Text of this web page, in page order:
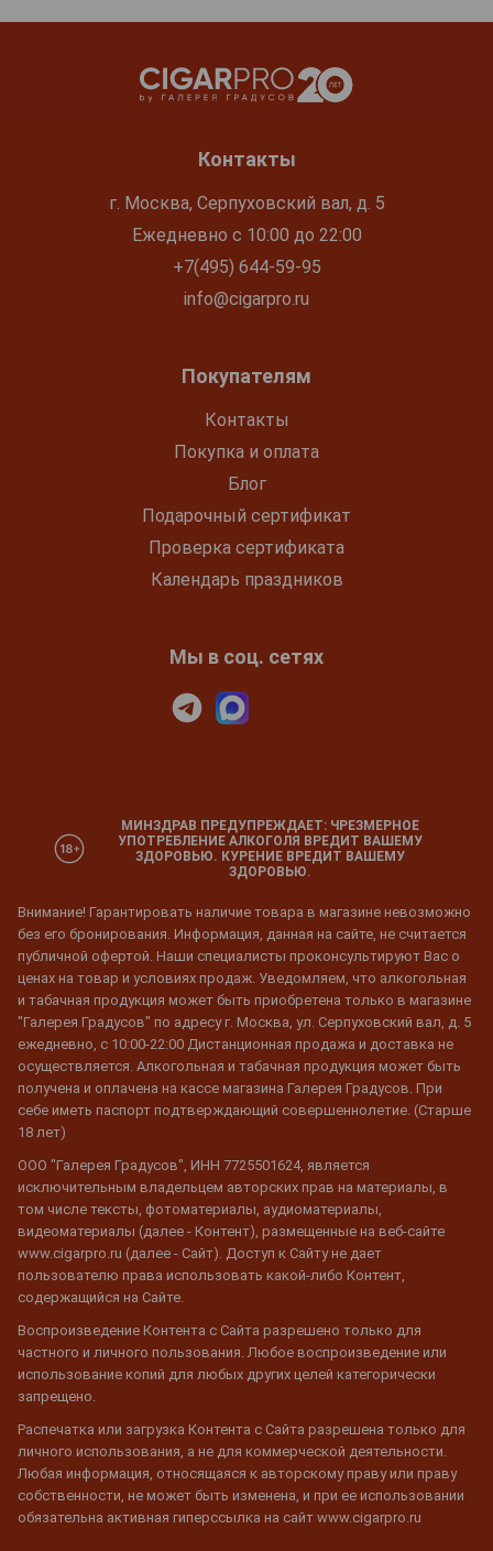
Контакты
г. Москва, Серпуховский вал, д. 5
Ежедневно с 10:00 до 22:00
+7(495) 644-59-95
info@cigarpro.ru
Покупателям
Контакты
Покупка и оплата
Блог
Подарочный сертификат
Проверка сертификата
Календарь праздников
Мы в соц. сетях
МИНЗДРАВ ПРЕДУПРЕЖДАЕТ: ЧРЕЗМЕРНОЕ
УПОТРЕБЛЕНИЕ АЛКОГОЛЯ ВРЕДИТ ВАШЕМУ
ЗДОРОВЬЮ. КУРЕНИЕ ВРЕДИТ ВАШЕМУ
ЗДОРОВЬЮ.
Внимание! Гарантировать наличие товара в магазине невозможно
без его бронирования. Информация, данная на сайте, не считается
публичной офертой. Наши специалисты проконсультируют Вас о
ценах на товар и условиях продаж. Уведомляем, что алкогольная
и табачная продукция может быть приобретена только в магазине
"Галерея Градусов" по адресу г. Москва, ул. Серпуховский вал, д. 5
ежедневно, с 10:00-22:00 Дистанционная продажа и доставка не
осуществляется. Алкогольная и табачная продукция может быть
получена и оплачена на кассе магазина Галерея Градусов. При
себе иметь паспорт подтверждающий совершеннолетие. (Старше
18 лет)
ООО "Галерея Градусов", ИНН 7725501624, является
исключительным владельцем авторских прав на материалы, в
том числе тексты, фотоматериалы, аудиоматериалы,
видеоматериалы (далее - Контент), размещенные на веб-сайте
www.cigarpro.ru (далее - Сайт). Доступ к Сайту не дает
пользователю права использовать какой-либо Контент,
содержащийся на Сайте.
Воспроизведение Контента с Сайта разрешено только для
частного и личного пользования. Любое воспроизведение или
использование копий для любых других целей категорически
запрещено.
Распечатка или загрузка Контента с Сайта разрешена только для
личного использования, а не для коммерческой деятельности.
Любая информация, относящаяся к авторскому праву или праву
собственности, не может быть изменена, и при ее использовании
обязательна активная гиперссылка на сайт www.cigarpro.ru